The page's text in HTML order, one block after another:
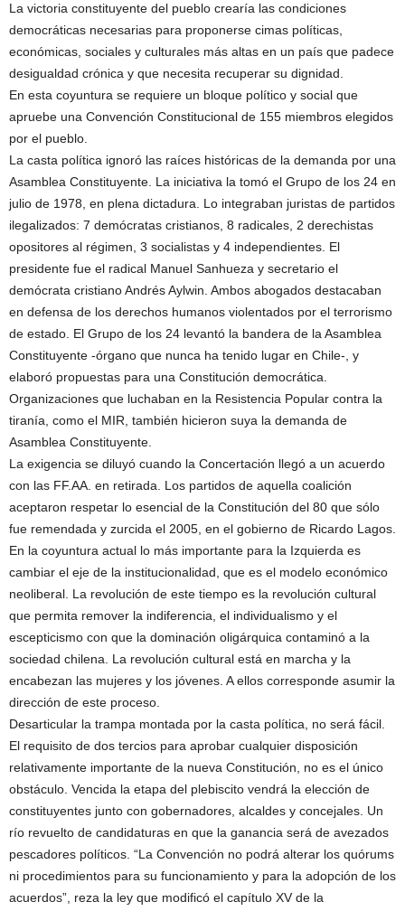
La victoria constituyente del pueblo crearía las condiciones
democráticas necesarias para proponerse cimas políticas,
económicas, sociales y culturales más altas en un país que padece
desigualdad crónica y que necesita recuperar su dignidad.
En esta coyuntura se requiere un bloque político y social que
apruebe una Convención Constitucional de 155 miembros elegidos
por el pueblo.
La casta política ignoró las raíces históricas de la demanda por una
Asamblea Constituyente. La iniciativa la tomó el Grupo de los 24 en
julio de 1978, en plena dictadura. Lo integraban juristas de partidos
ilegalizados: 7 demócratas cristianos, 8 radicales, 2 derechistas
opositores al régimen, 3 socialistas y 4 independientes. El
presidente fue el radical Manuel Sanhueza y secretario el
demócrata cristiano Andrés Aylwin. Ambos abogados destacaban
en defensa de los derechos humanos violentados por el terrorismo
de estado. El Grupo de los 24 levantó la bandera de la Asamblea
Constituyente -órgano que nunca ha tenido lugar en Chile-, y
elaboró propuestas para una Constitución democrática.
Organizaciones que luchaban en la Resistencia Popular contra la
tiranía, como el MIR, también hicieron suya la demanda de
Asamblea Constituyente.
La exigencia se diluyó cuando la Concertación llegó a un acuerdo
con las FF.AA. en retirada. Los partidos de aquella coalición
aceptaron respetar lo esencial de la Constitución del 80 que sólo
fue remendada y zurcida el 2005, en el gobierno de Ricardo Lagos.
En la coyuntura actual lo más importante para la Izquierda es
cambiar el eje de la institucionalidad, que es el modelo económico
neoliberal. La revolución de este tiempo es la revolución cultural
que permita remover la indiferencia, el individualismo y el
escepticismo con que la dominación oligárquica contaminó a la
sociedad chilena. La revolución cultural está en marcha y la
encabezan las mujeres y los jóvenes. A ellos corresponde asumir la
dirección de este proceso.
Desarticular la trampa montada por la casta política, no será fácil.
El requisito de dos tercios para aprobar cualquier disposición
relativamente importante de la nueva Constitución, no es el único
obstáculo. Vencida la etapa del plebiscito vendrá la elección de
constituyentes junto con gobernadores, alcaldes y concejales. Un
río revuelto de candidaturas en que la ganancia será de avezados
pescadores políticos. “La Convención no podrá alterar los quórums
ni procedimientos para su funcionamiento y para la adopción de los
acuerdos”, reza la ley que modificó el capítulo XV de la